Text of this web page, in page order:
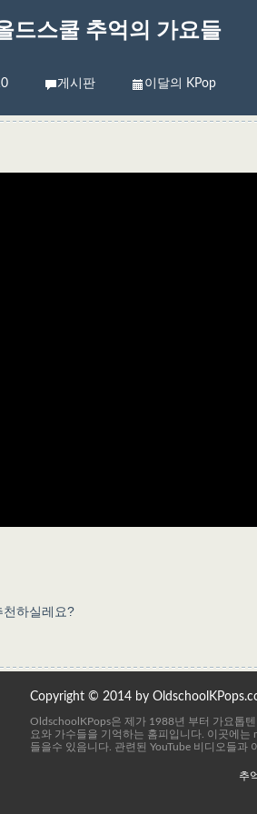
드스쿨 추억의 가요들
게시판 이달의 KPop
천하실레요?
Copyright © 2014 by
OldschoolKPops은 제가 1988년 부터 가요톱
요와 가수들을 기억하는 홈피입니다. 이곳에
들을수 있음니다. 관련된 YouTube 비디오들과
추